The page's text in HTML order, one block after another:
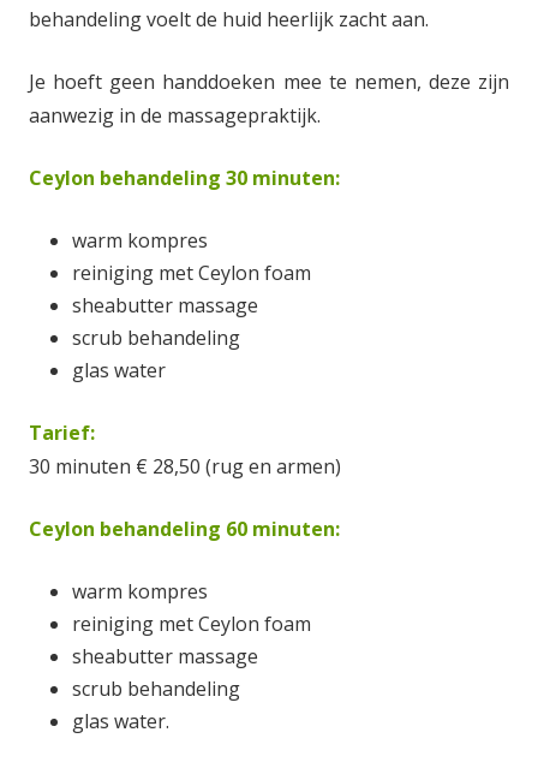
behandeling voelt de huid heerlijk zacht aan.
Je hoeft geen handdoeken mee te nemen, deze zijn
aanwezig in de massagepraktijk.
Ceylon behandeling 30 minuten:
warm kompres
reiniging met Ceylon foam
sheabutter massage
scrub behandeling
glas water
Tarief:
30 minuten € 28,50 (rug en armen)
Ceylon behandeling 60 minuten:
warm kompres
reiniging met Ceylon foam
sheabutter massage
scrub behandeling
glas water.